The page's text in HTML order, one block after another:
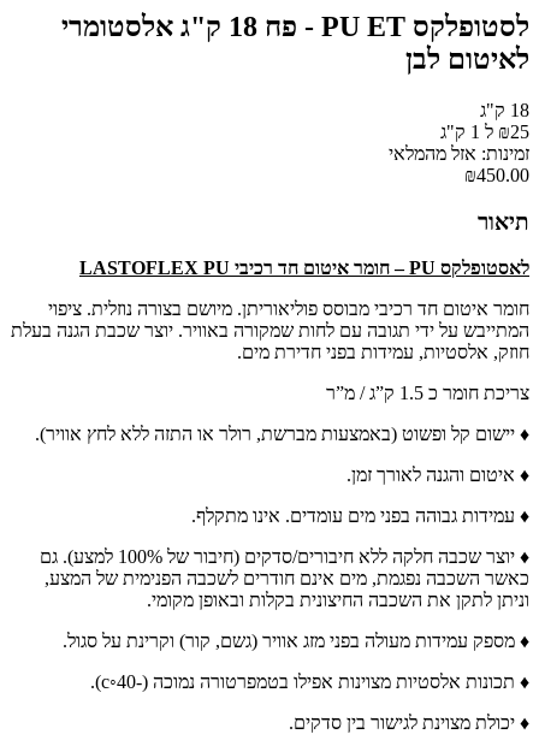
לסטופלקס PU ET - פח 18 ק"ג אלסטומרי
לאיטום לבן
18 ק"ג
₪25 ל 1 ק"ג
זמינות: אזל מהמלאי
₪450.00
תיאור
לאסטופלקס PU – חומר איטום חד רכיבי LASTOFLEX PU
חומר איטום חד רכיבי מבוסס פוליאוריתן. מיושם בצורה נוזלית. ציפוי
המתייבש על ידי תגובה עם לחות שמקורה באוויר. יוצר שכבת הגנה בעלת
חוזק, אלסטיות, עמידות בפני חדירת מים.
צריכת חומר כ 1.5 ק”ג / מ”ר
♦ יישום קל ופשוט (באמצעות מברשת, רולר או התזה ללא לחץ אוויר).
♦ איטום והגנה לאורך זמן.
♦ עמידות גבוהה בפני מים עומדים. אינו מתקלף.
♦ יוצר שכבה חלקה ללא חיבורים/סדקים (חיבור של 100% למצע). גם
כאשר השכבה נפגמת, מים אינם חודרים לשכבה הפנימית של המצע,
וניתן לתקן את השכבה החיצונית בקלות ובאופן מקומי.
♦ מספק עמידות מעולה בפני מזג אוויר (גשם, קור) וקרינת על סגול.
♦ תכונות אלסטיות מצוינות אפילו בטמפרטורה נמוכה (-40◦c).
♦ יכולת מצוינת לגישור בין סדקים.